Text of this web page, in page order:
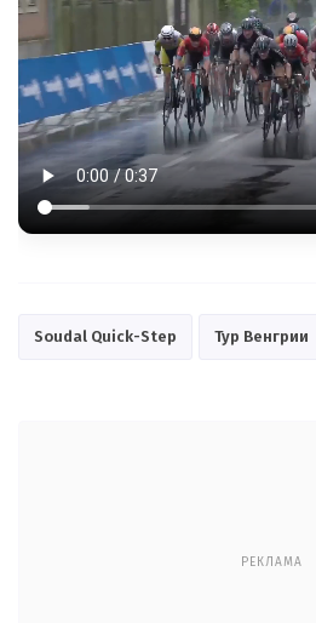
Soudal Quick-Step Тур Венгрии
РЕКЛАМА